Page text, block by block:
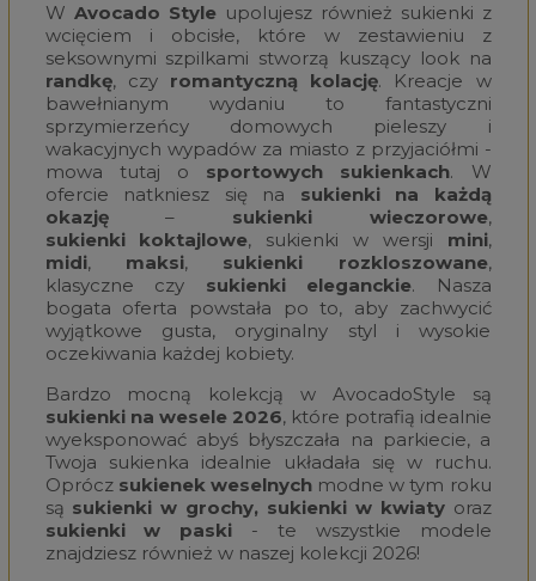
W Avocado Styleupolujesz również sukienki z
wcięciem i obcisłe, które w zestawieniu z
seksownymi szpilkami stworzą kuszący look na
randkę, czy romantyczną kolację. Kreacje w
bawełnianym wydaniu to fantastyczni
sprzymierzeńcy domowych pieleszy i
wakacyjnych wypadów za miasto z przyjaciółmi -
mowa tutaj o sportowych sukienkach. W
ofercie natkniesz się na sukienki na każdą
okazję– sukienki wieczorowe,
sukienki koktajlowe, sukienki w wersji mini,
midi, maksi, sukienki rozkloszowane,
klasyczne czy sukienki eleganckie. Nasza
bogata oferta powstała po to, aby zachwycić
wyjątkowe gusta, oryginalny styl i wysokie
oczekiwania każdej kobiety.
Bardzo mocną kolekcją w AvocadoStyle są
sukienki na wesele 2026, które potrafią idealnie
wyeksponować abyś błyszczała na parkiecie, a
Twoja sukienka idealnie układała się w ruchu.
Oprócz sukienek weselnychmodne w tym roku
są sukienki w grochy, sukienki w kwiatyoraz
sukienki w paski - te wszystkie modele
znajdziesz również w naszej kolekcji 2026!